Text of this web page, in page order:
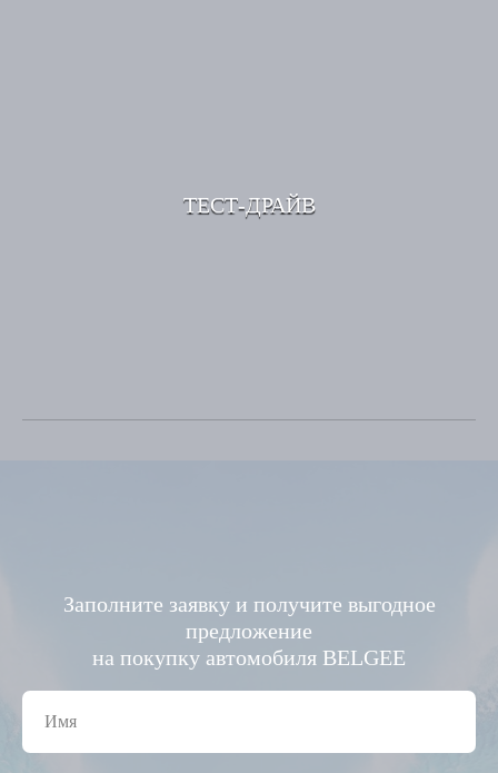
ТЕСТ-ДРАЙВ
Заполните заявку и получите выгодное
предложение
на покупку автомобиля BELGEE